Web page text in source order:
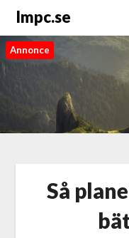
Impc.se
Annonce
Så